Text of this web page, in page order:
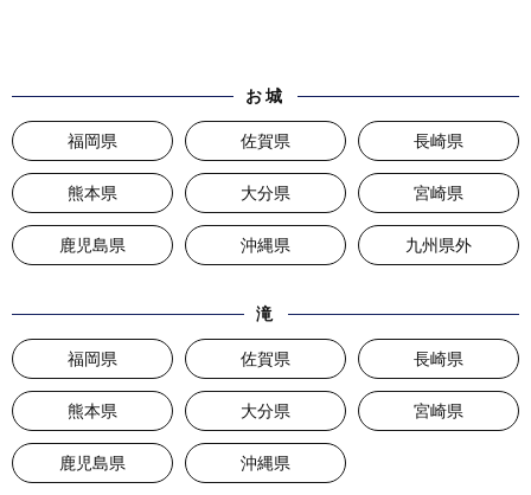
お城
福岡県 佐賀県 長崎県
熊本県 大分県 宮崎県
鹿児島県 沖縄県 九州県外
滝
福岡県 佐賀県 長崎県
熊本県 大分県 宮崎県
鹿児島県 沖縄県